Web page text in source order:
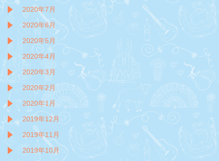
2020年7月
2020年6月
2020年5月
2020年4月
2020年3月
2020年2月
2020年1月
2019年12月
2019年11月
2019年10月